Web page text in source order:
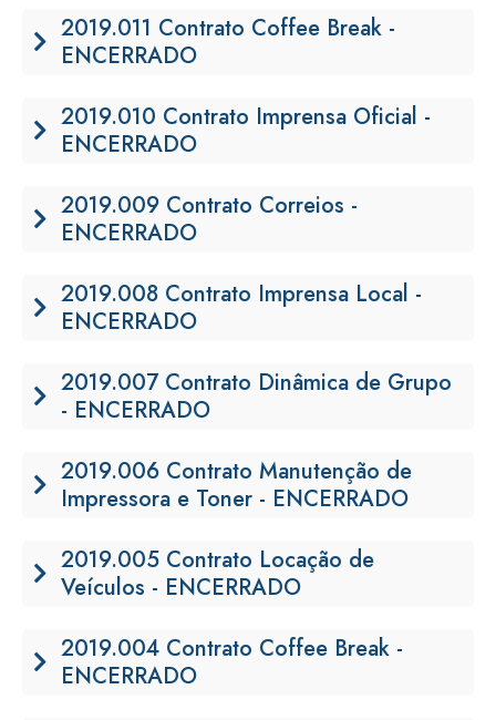
2019.011 Contrato Coffee Break -
ENCERRADO
2019.010 Contrato Imprensa Oficial -
ENCERRADO
2019.009 Contrato Correios -
ENCERRADO
2019.008 Contrato Imprensa Local -
ENCERRADO
2019.007 Contrato Dinâmica de Grupo
- ENCERRADO
2019.006 Contrato Manutenção de
Impressora e Toner - ENCERRADO
2019.005 Contrato Locação de
Veículos - ENCERRADO
2019.004 Contrato Coffee Break -
ENCERRADO